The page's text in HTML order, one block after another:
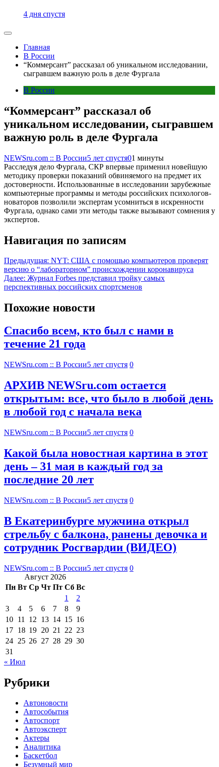
4 дня спустя
Главная
В России
“Коммерсант” рассказал об уникальном исследовании,
сыгравшем важную роль в деле Фургала
В России
“Коммерсант” рассказал об
уникальном исследовании, сыгравшем
важную роль в деле Фургала
NEWSru.com :: В России5 лет спустя01 минуты
Расследуя дело Фургала, СКР впервые применил новейшую
методику проверки показаний обвиняемого на предмет их
достоверности. Использованные в исследовании зарубежные
компьютерные программы и методы российских психологов-
новаторов позволили экспертам усомниться в искренности
Фургала, однако сами эти методы также вызывают сомнения у
экспертов.
Навигация по записям
Предыдущая: NYT: США с помощью компьютеров проверят
версию о “лабораторном” происхождении коронавируса
Далее: Журнал Forbes представил тройку самых
перспективных российских спортсменов
Похожие новости
Спасибо всем, кто был с нами в
течение 21 года
NEWSru.com :: В России5 лет спустя 0
АРХИВ NEWSru.com остается
открытым: все, что было в любой день
в любой год с начала века
NEWSru.com :: В России5 лет спустя 0
Какой была новостная картина в этот
день – 31 мая в каждый год за
последние 20 лет
NEWSru.com :: В России5 лет спустя 0
В Екатеринбурге мужчина открыл
стрельбу с балкона, ранены девочка и
сотрудник Росгвардии (ВИДЕО)
NEWSru.com :: В России5 лет спустя 0
Август 2026
Пн Вт Ср Чт Пт Сб Вс
1
2
3
4 5 6 7 8
9
10 11 12 13 14 15 16
17 18 19 20 21 22 23
24 25 26 27 28 29 30
31
« Июл
Рубрики
Автоновости
Автособытия
Автоспорт
Автоэксперт
Актеры
Аналитика
Баскетбол
Безумный мир